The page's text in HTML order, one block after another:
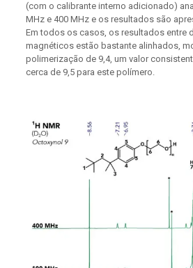
(com o calibrante interno adicionado)
MHz e 400 MHz e os resultados são
Em todos os casos, os resultados entre
magnéticos estão bastante alinhados,
polimerização de 9,4, um valor
cerca de 9,5 para este polímero.